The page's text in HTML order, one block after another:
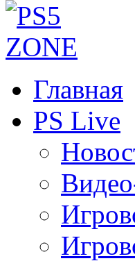
Главная
PS Live